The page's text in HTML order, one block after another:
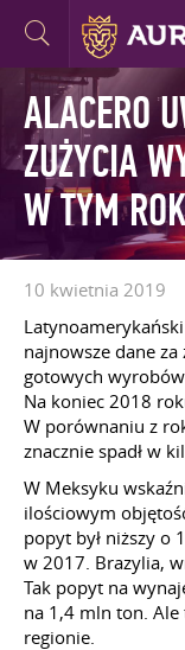
ALACERO
ZUŻYCIA
W TYM
10 kwietnia 2019
najnowsze dane
gotowych
Na koniec 2018
W porównaniu z
znacznie spadł w
W Meksyku
ilościowym
popyt był niższy o
w 2017. Brazylia,
Tak popyt na
na 1,4 mln ton. Ale
regionie.